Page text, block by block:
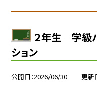
２年生 学級
ション
公開日 2026/06/30 更新